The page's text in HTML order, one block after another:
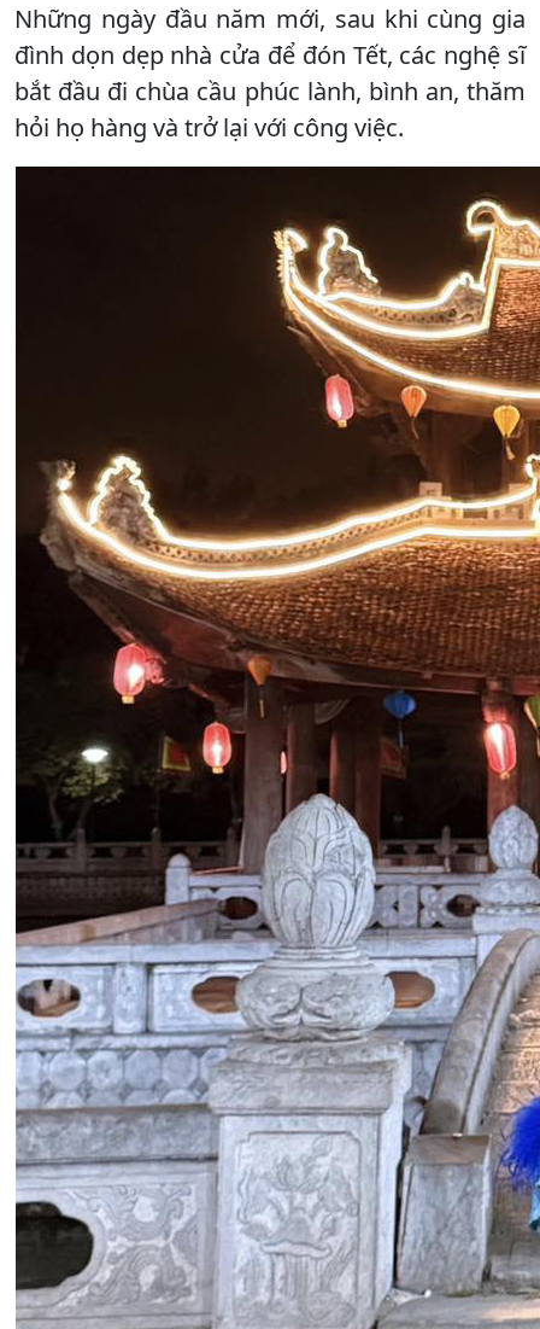
Những ngày đầu năm mới, sau khi cùng gia
đình dọn dẹp nhà cửa để đón Tết, các nghệ sĩ
bắt đầu đi chùa cầu phúc lành, bình an, thăm
hỏi họ hàng và trở lại với công việc.